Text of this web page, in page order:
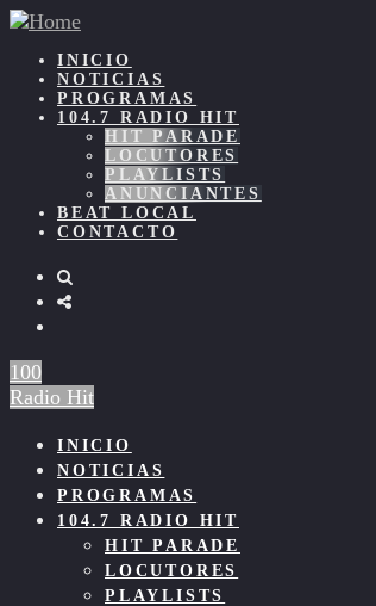
INICIO
NOTICIAS
PROGRAMAS
104.7 RADIO HIT
HIT PARADE
LOCUTORES
PLAYLISTS
ANUNCIANTES
BEAT LOCAL
CONTACTO
100
Radio Hit
INICIO
NOTICIAS
PROGRAMAS
104.7 RADIO HIT
HIT PARADE
LOCUTORES
PLAYLISTS